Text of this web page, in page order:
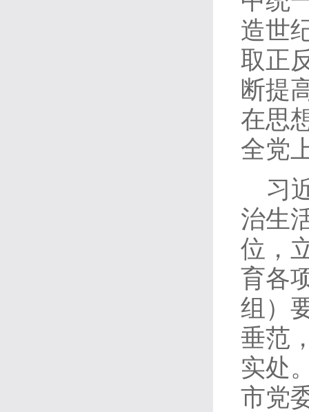
造世
取正
断提
在思
全党
习
治生
位，
育各
组）
垂范
实处
市党